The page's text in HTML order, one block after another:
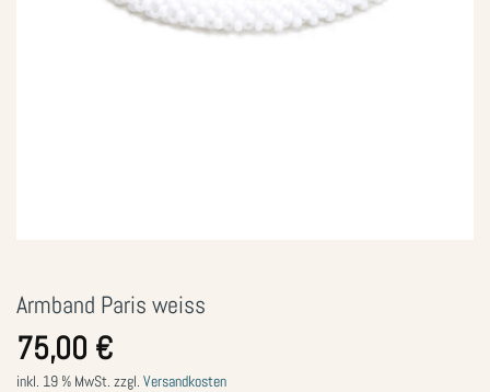
Armband Paris weiss
75,00 €
inkl. 19 % MwSt. zzgl. Versandkosten